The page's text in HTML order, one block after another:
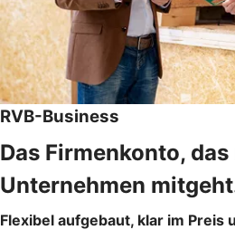
RVB-Business
Das Firmenkonto,
Unternehmen
Flexibel aufgebaut, klar im Preis